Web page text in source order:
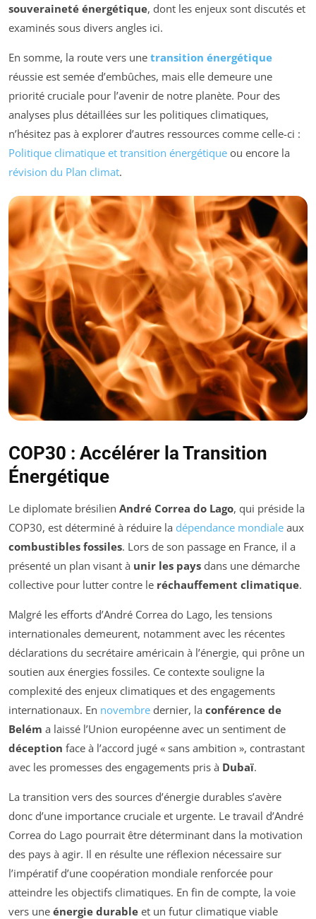
souveraineté énergétique, dont les enjeux sont discutés et
examinés sous divers angles ici.
En somme, la route vers une transition énergétique
réussie est semée d’embûches, mais elle demeure une
priorité cruciale pour l’avenir de notre planète. Pour des
analyses plus détaillées sur les politiques climatiques,
n’hésitez pas à explorer d’autres ressources comme celle-ci :
Politique climatique et transition énergétique ou encore la
révision du Plan climat.
COP30 : Accélérer la Transition
Énergétique
Le diplomate brésilien André Correa do Lago, qui préside la
COP30, est déterminé à réduire la dépendance mondiale aux
combustibles fossiles. Lors de son passage en France, il a
présenté un plan visant à unir les pays dans une démarche
collective pour lutter contre le réchauffement climatique.
Malgré les efforts d’André Correa do Lago, les tensions
internationales demeurent, notamment avec les récentes
déclarations du secrétaire américain à l’énergie, qui prône un
soutien aux énergies fossiles. Ce contexte souligne la
complexité des enjeux climatiques et des engagements
internationaux. En novembre dernier, la conférence de
Belém a laissé l’Union européenne avec un sentiment de
déception face à l’accord jugé « sans ambition », contrastant
avec les promesses des engagements pris à Dubaï.
La transition vers des sources d’énergie durables s’avère
donc d’une importance cruciale et urgente. Le travail d’André
Correa do Lago pourrait être déterminant dans la motivation
des pays à agir. Il en résulte une réflexion nécessaire sur
l’impératif d’une coopération mondiale renforcée pour
atteindre les objectifs climatiques. En fin de compte, la voie
vers une énergie durable et un futur climatique viable